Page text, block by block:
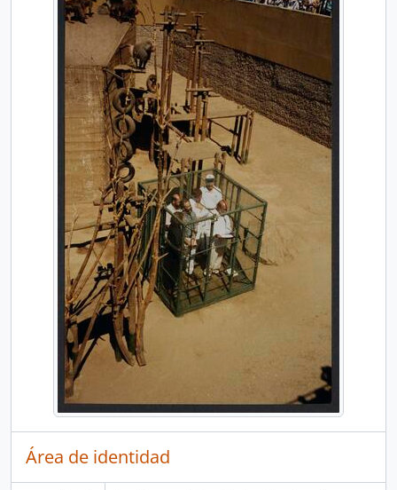
Área de identidad